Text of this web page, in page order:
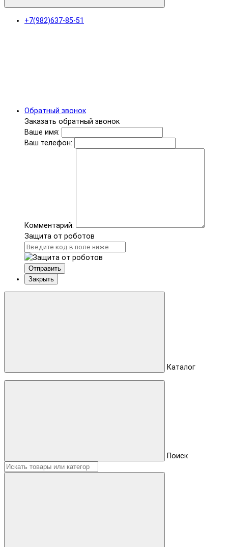
+7(982)637-85-51
Обратный звонок
Заказать обратный звонок
Ваше имя:
Ваш телефон:
Комментарий:
Защита от роботов
Отправить
Закрыть
Каталог
Поиск